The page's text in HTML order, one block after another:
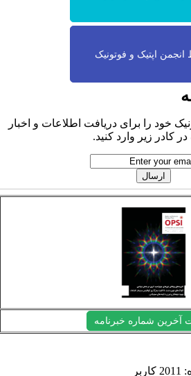
انجمن اپتیک و فوتونیک
خود را برای دریافت اطلاعات و اخبار
در کادر زیر وارد کنید.
آخرین شماره خبرنامه